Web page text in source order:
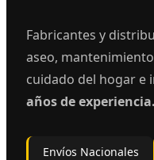
Fabricantes y
aseo,
cuidado del hogar e
años de experiencia.
Envíos Nacionales